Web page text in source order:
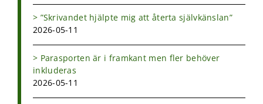
”Skrivandet hjälpte mig att återta självkänslan”
2026-05-11
Parasporten är i framkant men fler behöver
inkluderas
2026-05-11